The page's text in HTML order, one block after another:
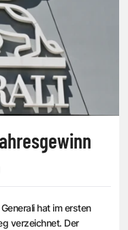
hat im ersten
verzeichnet. Der